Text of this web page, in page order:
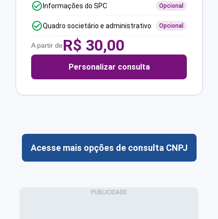
Informações do SPC Opcional
Quadro societário e administrativo Opcional
A partir deR$ 30,00
Personalizar consulta
Acesse mais opções de consulta CNPJ